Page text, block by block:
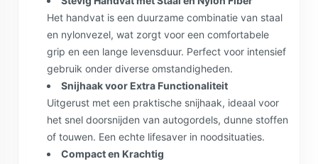
Het handvat is een duurzame combinatie van staal
en nylonvezel, wat zorgt voor een comfortabele
grip en een lange levensduur. Perfect voor intensief
gebruik onder diverse omstandigheden.
Snijhaak voor Extra Functionaliteit
Uitgerust met een praktische snijhaak, ideaal voor
het snel doorsnijden van autogordels, dunne stoffen
of touwen. Een echte lifesaver in noodsituaties.
Compact en Krachtig